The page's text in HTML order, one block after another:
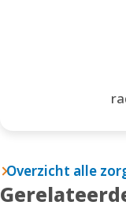
Overzicht alle